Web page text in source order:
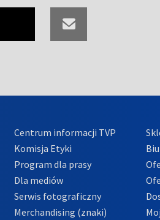
Centrum informacji TVP
Komisja Etyki
Program dla prasy
Dla mediów
Serwis fotograficzny
Merchandising (znaki)